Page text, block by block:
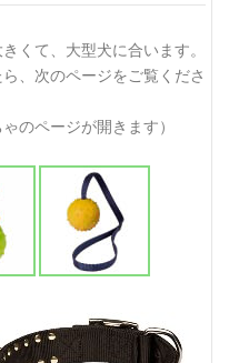
くて、大型犬に合います。
、次のページをご覧くださ
のページが開きます）